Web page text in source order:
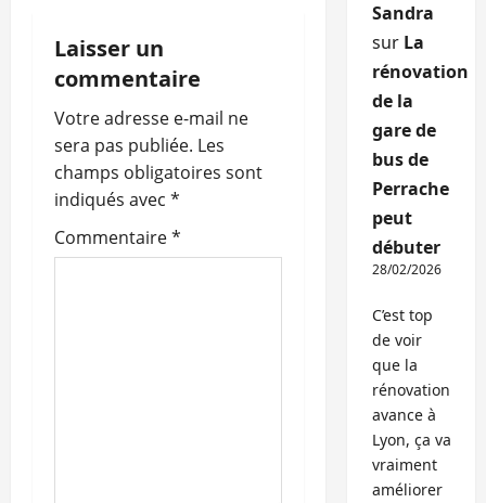
t
i
o
n
d
’
Laisser un
commentaire
Votre adresse e-mail ne
sera pas publiée. Les
champs obligatoires sont
indiqués avec *
Commentaire*
Sandra
sur La
rénovation
de la
gare de
bus de
Perrache
peut
débuter
28/02/2026
C’est top
de voir
que la
rénovation
avance à
Lyon, ça va
vraiment
améliorer